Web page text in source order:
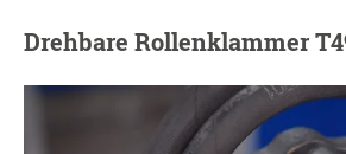
Drehbare Rollenklammer